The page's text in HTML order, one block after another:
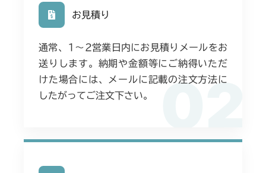
02
お見積り
通常、1〜2営業日内にお見積りメールをお
送りします。納期や金額等にご納得いただ
けた場合には、メールに記載の注文方法に
したがってご注文下さい。